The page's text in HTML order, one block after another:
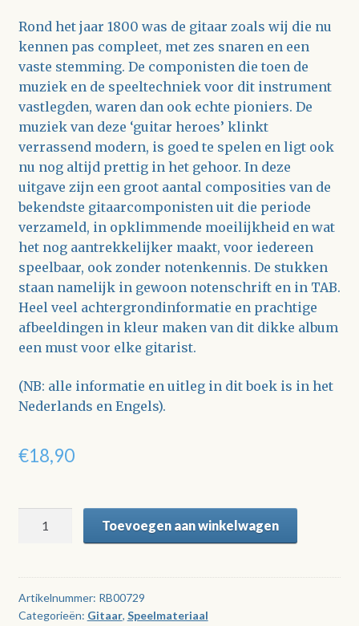
Rond het jaar 1800 was de gitaar zoals wij die nu
kennen pas compleet, met zes snaren en een
vaste stemming. De componisten die toen de
muziek en de speeltechniek voor dit instrument
vastlegden, waren dan ook echte pioniers. De
muziek van deze ‘guitar heroes’ klinkt
verrassend modern, is goed te spelen en ligt ook
nu nog altijd prettig in het gehoor. In deze
uitgave zijn een groot aantal composities van de
bekendste gitaarcomponisten uit die periode
verzameld, in opklimmende moeilijkheid en wat
het nog aantrekkelijker maakt, voor iedereen
speelbaar, ook zonder notenkennis. De stukken
staan namelijk in gewoon notenschrift en in TAB.
Heel veel achtergrondinformatie en prachtige
afbeeldingen in kleur maken van dit dikke album
een must voor elke gitarist.
(NB: alle informatie en uitleg in dit boek is in het
Nederlands en Engels).
€18,90
the
19th
Century
Toevoegen aan winkelwagen
Artikelnummer: RB00729
Categorieën: Gitaar, Speelmateriaal